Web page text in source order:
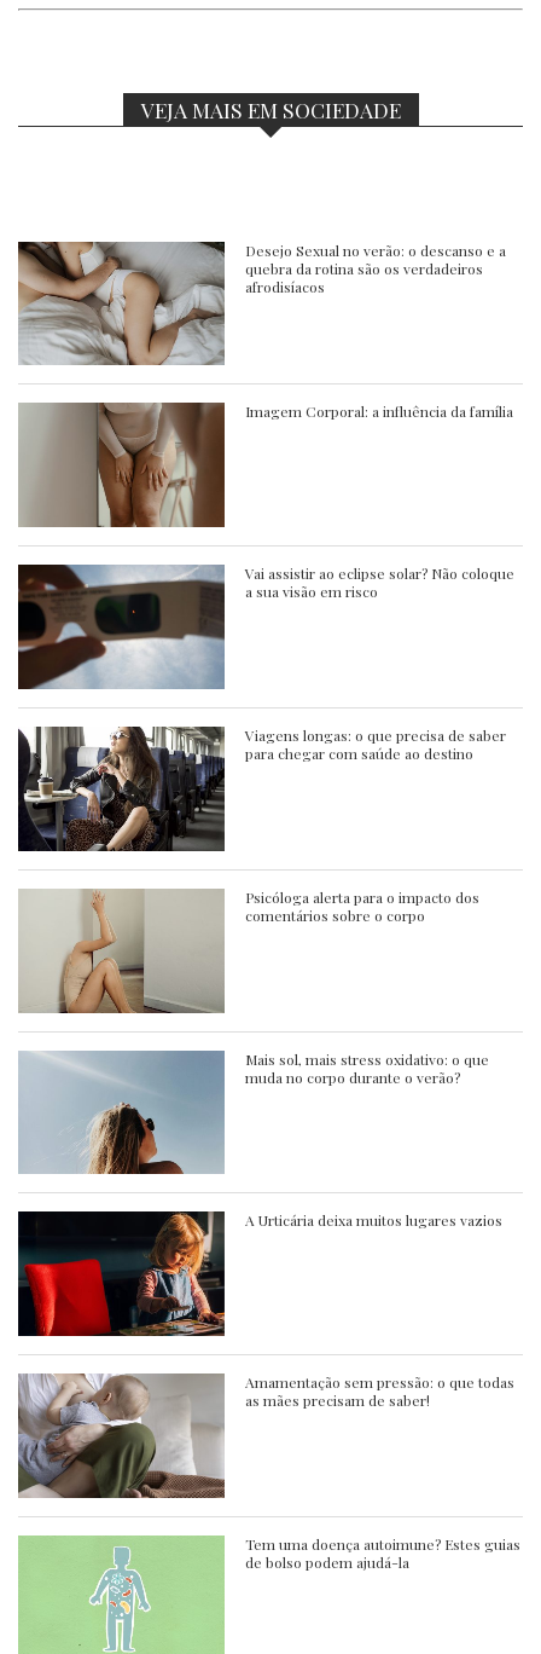
VEJA MAIS EM SOCIEDADE
Desejo Sexual no verão: o descanso e a
quebra da rotina são os verdadeiros
afrodisíacos
Imagem Corporal: a influência da família
Vai assistir ao eclipse solar? Não coloque
a sua visão em risco
Viagens longas: o que precisa de saber
para chegar com saúde ao destino
Psicóloga alerta para o impacto dos
comentários sobre o corpo
Mais sol, mais stress oxidativo: o que
muda no corpo durante o verão?
A Urticária deixa muitos lugares vazios
Amamentação sem pressão: o que todas
as mães precisam de saber!
Tem uma doença autoimune? Estes guias
de bolso podem ajudá-la